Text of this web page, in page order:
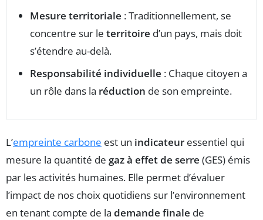
Mesure territoriale : Traditionnellement, se
concentre sur le territoire d’un pays, mais doit
s’étendre au-delà.
Responsabilité individuelle : Chaque citoyen a
un rôle dans la réduction de son empreinte.
L’empreinte carbone est un indicateur essentiel qui
mesure la quantité de gaz à effet de serre (GES) émis
par les activités humaines. Elle permet d’évaluer
l’impact de nos choix quotidiens sur l’environnement
en tenant compte de la demande finale de